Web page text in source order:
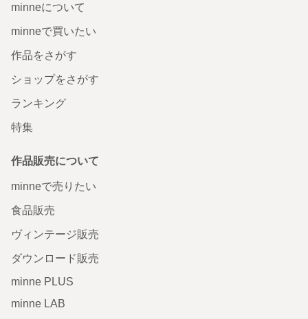
minneについて
minneで買いたい
作品をさがす
ショップをさがす
ランキング
特集
作品販売について
minneで売りたい
食品販売
ヴィンテージ販売
ダウンロード販売
minne PLUS
minne LAB